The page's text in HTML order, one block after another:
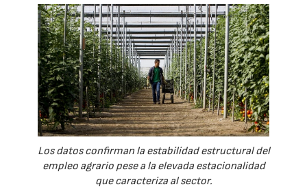
Los datos confirman la estabilidad estructural del
empleo agrario pese a la elevada estacionalidad
que caracteriza al sector.